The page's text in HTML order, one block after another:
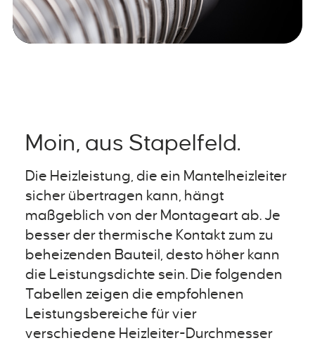
Moin, aus Stapelfeld.
Die Heizleistung, die ein Mantelheizleiter
sicher übertragen kann, hängt
maßgeblich von der Montageart ab. Je
besser der thermische Kontakt zum zu
beheizenden Bauteil, desto höher kann
die Leistungsdichte sein. Die folgenden
Tabellen zeigen die empfohlenen
Leistungsbereiche für vier
verschiedene Heizleiter-Durchmesser